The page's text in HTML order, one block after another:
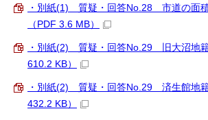
・別紙(1) 質疑・回答No.28 市道の面
（PDF 3.6 MB）
・別紙(2) 質疑・回答No.29 旧大沼地
610.2 KB）
・別紙(2) 質疑・回答No.29 済生館地
432.2 KB）